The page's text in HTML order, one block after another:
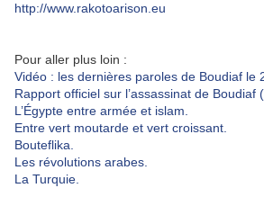
http://www.rakotoarison.eu
Pour aller plus loin :
Vidéo : les dernières paroles de Boudiaf le
Rapport officiel sur l’assassinat de Boudiaf
L’Égypte entre armée et islam.
Entre vert moutarde et vert croissant.
Bouteflika.
Les révolutions arabes.
La Turquie.